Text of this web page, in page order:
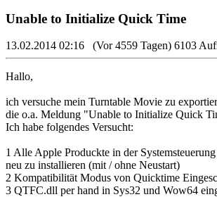
Unable to Initialize Quick Time
13.02.2014 02:16 (Vor 4559 Tagen) 6103
Hallo,
ich versuche mein Turntable Movie zu
die o.a. Meldung "Unable to Initialize Quick
Ich habe folgendes Versucht:
1 Alle Apple Produckte in der
neu zu installieren (mit / ohne Neustart)
2 Kompatibilität Modus von Quicktime
3 QTFC.dll per hand in Sys32 und Wow64